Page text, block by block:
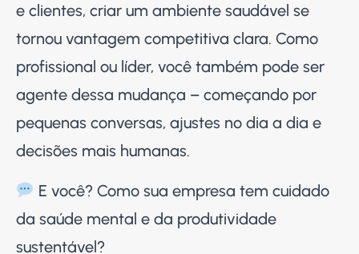
e clientes, criar um ambiente saudável se
tornou vantagem competitiva clara. Como
profissional ou líder, você também pode ser
agente dessa mudança – começando por
pequenas conversas, ajustes no dia a dia e
decisões mais humanas.
E você? Como sua empresa tem cuidado
da saúde mental e da produtividade
sustentável?